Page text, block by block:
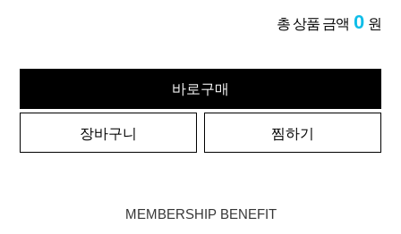
총 상품 금액 0 원
바로구매
장바구니 찜하기
MEMBERSHIP BENEFIT